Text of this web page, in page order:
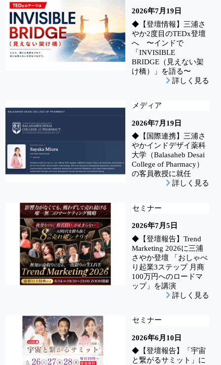
2026年7月19日
◆【登壇情報】三浦さ
やか2度目のTEDx登壇
へ 〜インドで
「INVISIBLE
BRIDGE（見えない架
け橋）」を語る〜
詳しく見る
メディア
2026年7月19日
◆【国際連携】三浦さ
やかインドデザイ薬科
大学（Balasaheb Desai
College of Pharmacy）
の客員教授に就任
詳しく見る
セミナー
2026年7月5日
◆【登壇報告】Trend
Marketing 2026に三浦
さやか登壇 「おしゃべ
り起業3ステップ 月商
100万円へのロードマ
ップ」を講演
詳しく見る
セミナー
2026年6月10日
◆【登壇報告】「宇宙
と繋がるサミット」に